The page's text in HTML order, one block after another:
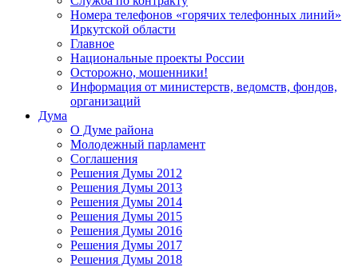
Номера телефонов «горячих телефонных линий»
Иркутской области
Главное
Национальные проекты России
Осторожно, мошенники!
Информация от министерств, ведомств, фондов,
организаций
Дума
О Думе района
Молодежный парламент
Соглашения
Решения Думы 2012
Решения Думы 2013
Решения Думы 2014
Решения Думы 2015
Решения Думы 2016
Решения Думы 2017
Решения Думы 2018